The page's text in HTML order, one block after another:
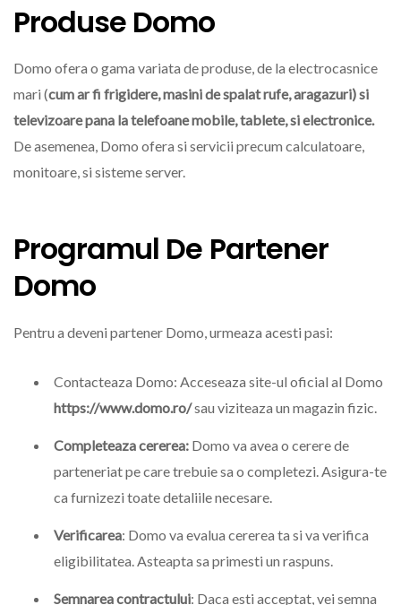
Produse Domo
Domo ofera o gama variata de produse, de la electrocasnice
mari (cum ar fi frigidere, masini de spalat rufe, aragazuri) si
televizoare pana la telefoane mobile, tablete, si electronice.
De asemenea, Domo ofera si servicii precum calculatoare,
monitoare, si sisteme server.
Programul De Partener
Domo
Pentru a deveni partener Domo, urmeaza acesti pasi:
Contacteaza Domo: Acceseaza site-ul oficial al Domo
https://www.domo.ro/sau viziteaza un magazin fizic.
Completeaza cererea: Domo va avea o cerere de
parteneriat pe care trebuie sa o completezi. Asigura-te
ca furnizezi toate detaliile necesare.
Verificarea: Domo va evalua cererea ta si va verifica
eligibilitatea. Asteapta sa primesti un raspuns.
Semnarea contractului: Daca esti acceptat, vei semna